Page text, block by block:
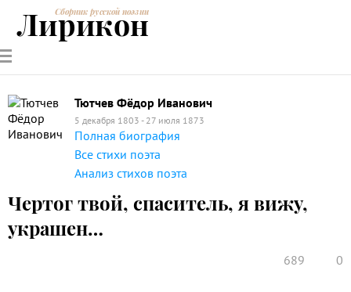
РУССКИЕ
ПОЭТЫ
СОВРЕМЕННИКИЭНЦИКЛОПЕДИЯ
ПОЭЗИИ
Сборник русской поэзии
Лирикон
Тютчев Фёдор Иванович
5 декабря 1803 - 27 июля 1873
Полная биография
Все стихи поэта
Анализ стихов поэта
Чертог твой, спаситель, я вижу,
украшен…
689 0